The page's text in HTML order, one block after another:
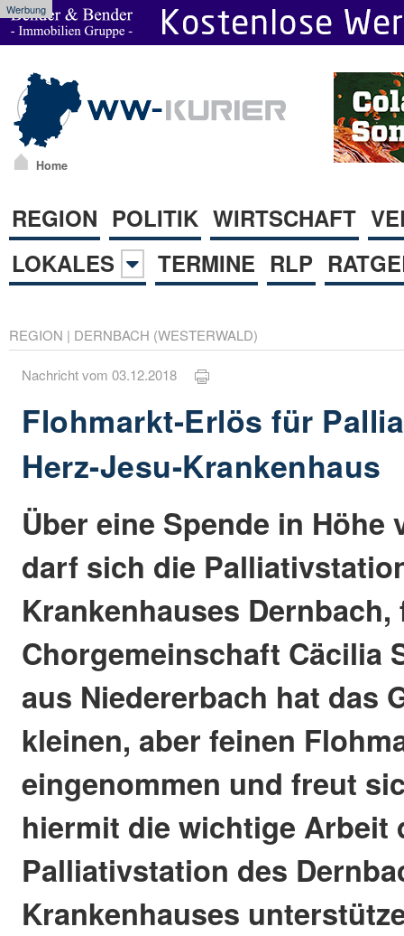
Werbung
Home
REGION POLITIK WIRTSCHAFT
LOKALES
TERMINE RLP
REGION | DERNBACH (WESTERWALD)
Nachricht vom 03.12.2018
Flohmarkt-Erlös für
Herz-Jesu-Krankenhaus
Über eine Spende in Höhe
darf sich die
Krankenhauses Dernbach,
Chorgemeinschaft Cäcilia
aus Niedererbach hat das
kleinen, aber feinen
eingenommen und freut
hiermit die wichtige Arbeit
Palliativstation des
Krankenhauses